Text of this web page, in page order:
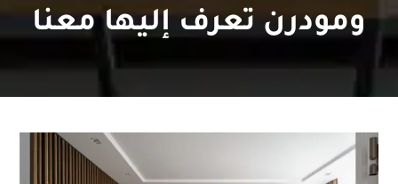
ومودرن تعرف إليها معنا